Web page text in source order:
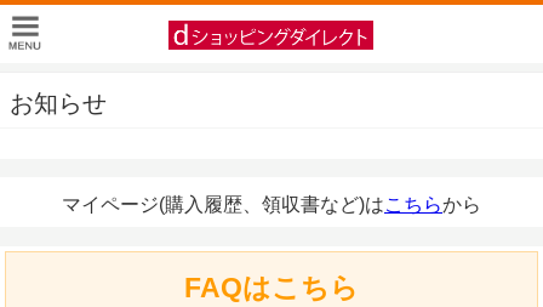
お知らせ
マイページ(購入履歴、領収書など)はこちらから
FAQはこちら